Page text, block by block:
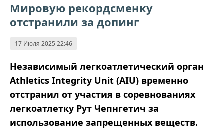
Мировую рекордсменку
отстранили за допинг
17 Июля 2025 22:46
Независимый легкоатлетический орган
Athletics Integrity Unit (AIU) временно
отстранил от участия в соревнованиях
легкоатлетку Рут Чепнгетич за
использование запрещенных веществ.